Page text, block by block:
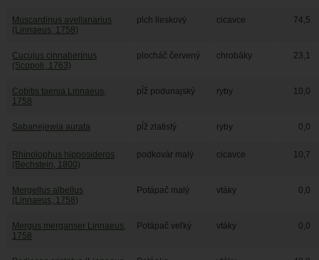
Muscardinus avellanarius
(Linnaeus, 1758)
plch lieskový cicavce 74,5
Cucujus cinnaberinus
(Scopoli, 1763)
plocháč červený chrobáky 23,1
Cobitis taenia Linnaeus,
1758
pĺž podunajský ryby 10,0
Sabanejewia aurata pĺž zlatistý ryby 0,0
Rhinolophus hipposideros
(Bechstein, 1800)
podkovár malý cicavce 10,7
Mergellus albellus
(Linnaeus, 1758)
Potápač malý vtáky 0,0
Mergus merganser Linnaeus,
1758
Potápač veľký vtáky 0,0